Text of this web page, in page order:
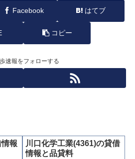
Facebook はてブ
コピー
速報をフォローする
報
川口化学工業(4361)の貸借
情報と品貸料